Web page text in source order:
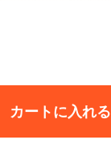
カートに入れる